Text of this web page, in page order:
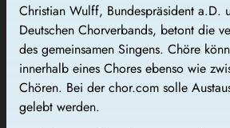
Christian Wulff, Bundespräsident a.D.
Deutschen Chorverbands, betont die
des gemeinsamen Singens. Chöre
innerhalb eines Chores ebenso wie
Chören. Bei der chor.com solle
gelebt werden.